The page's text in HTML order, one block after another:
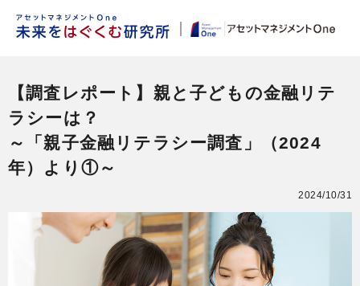
【調査レポート】親と子どもの金融リテ
ラシーは？
～「親子金融リテラシー調査」（2024
年）より①～
2024/10/31